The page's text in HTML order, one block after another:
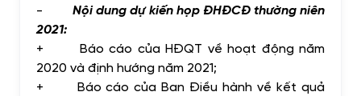
-Nội dung dự kiến họp ĐHĐCĐ thường niên
2021:
+ Báo cáo của HĐQT về hoạt động năm
2020 và định hướng năm 2021;
+ Báo cáo của Ban Điều hành về kết quả